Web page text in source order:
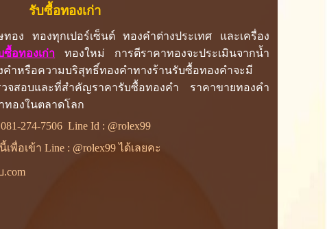
รับซื้อทองเก่า
อง ทองทุกเปอร์เซ็นต์ ทองคำต่างประเทศ และเครื่อง
ซื้อทองเก่าทองใหม่ การตีราคาทองจะประเมินจากน้ำ
คำหรือความบริสุทธิ์ทองคำทางร้านรับซื้อทองคำจะมี
รวจสอบและที่สำคัญราคารับซื้อทองคำ ราคาขายทองคำ
ทองในตลาดโลก
081-274-7506Line Id : @rolex99
พื่อเข้า Line : @rolex99 ได้เลยคะ